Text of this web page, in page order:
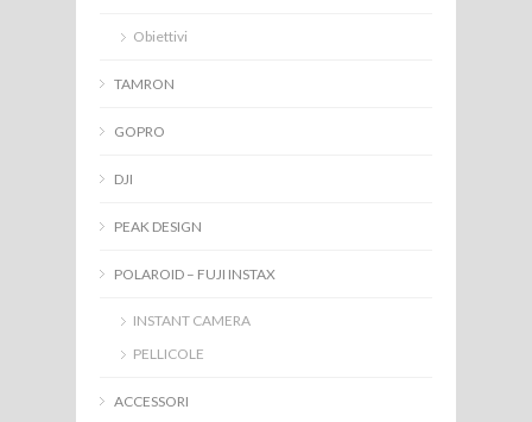
Obiettivi
TAMRON
GOPRO
DJI
PEAK DESIGN
POLAROID – FUJI INSTAX
INSTANT CAMERA
PELLICOLE
ACCESSORI